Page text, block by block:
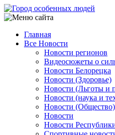
Перейти
к
содержанию
Main
navigation
Главная
Все Новости
Новости регионов
Видеосюжеты о
Новости Белорецка
Новости (Здоровье)
Новости (Льготы и
Новости (наука и
Новости (Общество)
Новости
Новости